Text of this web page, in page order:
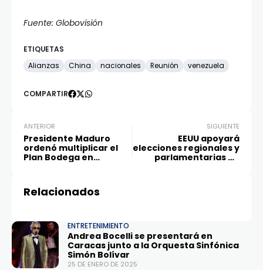
Fuente: Globovisión
ETIQUETAS
Alianzas
China nacionales Reunión venezuela
COMPARTIR
ANTERIOR
Presidente Maduro
ordenó multiplicar el
Plan Bodega en
SIGUIENTE
EEUU apoyará
elecciones regionales y
parlamentarias en
Relacionados
ENTRETENIMIENTO
Andrea Bocelli se presentará en
Caracas junto a la Orquesta Sinfónica
Simón Bolívar
25 DE ENERO DE 2025